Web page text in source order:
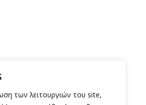
των λειτουργιών του site,